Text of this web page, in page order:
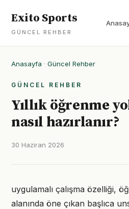
Exito Sports
GÜNCEL REHBER
Anasayfa · Güncel Rehber
GÜNCEL REHBER
Yıllık öğrenme
nasıl hazırlanır?
30 Haziran 2026
uygulamalı çalışma özelliği,
alanında öne çıkan başlıca